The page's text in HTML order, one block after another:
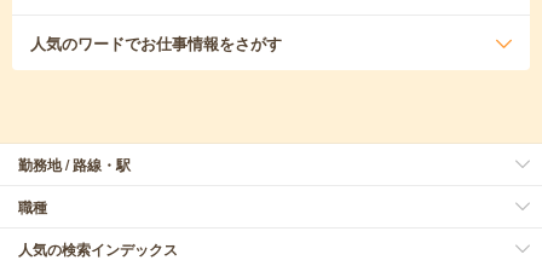
人気のワードでお仕事情報をさがす
勤務地 / 路線・駅
職種
人気の検索インデックス